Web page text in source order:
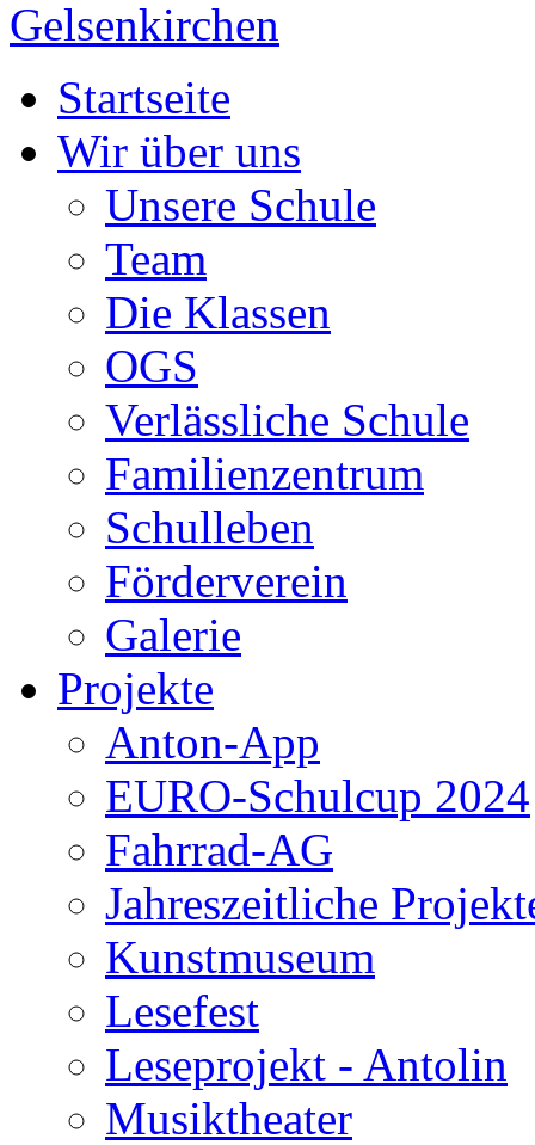
Startseite
Wir über uns
Unsere Schule
Team
Die Klassen
OGS
Verlässliche Schule
Familienzentrum
Schulleben
Förderverein
Galerie
Projekte
Anton-App
EURO-Schulcup 2024
Fahrrad-AG
Jahreszeitliche
Kunstmuseum
Lesefest
Leseprojekt - Antolin
Musiktheater